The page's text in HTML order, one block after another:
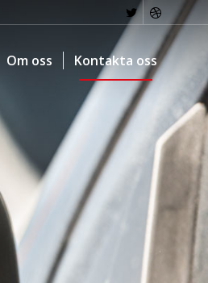
Om oss Kontakta oss